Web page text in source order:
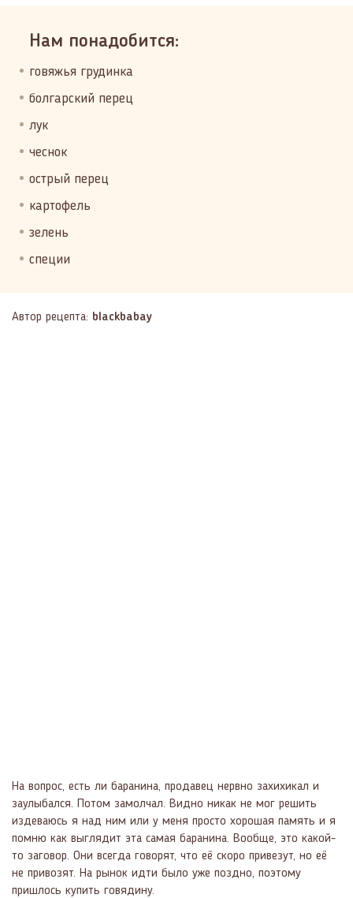
Нам понадобится:
говяжья грудинка
болгарский перец
лук
чеснок
острый перец
картофель
зелень
специи
Автор рецепта: blackbabay
На вопрос, есть ли баранина, продавец нервно захихикал и
заулыбался. Потом замолчал. Видно никак не мог решить
издеваюсь я над ним или у меня просто хорошая память и я
помню как выглядит эта самая баранина. Вообще, это какой-
то заговор. Они всегда говорят, что её скоро привезут, но её
не привозят. На рынок идти было уже поздно, поэтому
пришлось купить говядину.